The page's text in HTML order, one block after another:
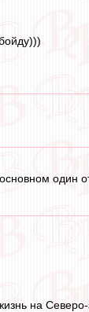
один
на Северо-